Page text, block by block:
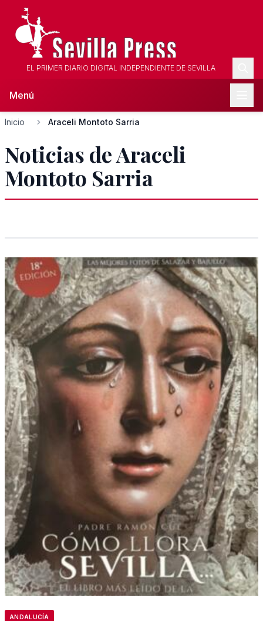
EL PRIMER DIARIO DIGITAL INDEPENDIENTE DE SEVILLA
Menú
Inicio Araceli Montoto Sarria
Noticias de Araceli
Montoto Sarria
ANDALUCÍA